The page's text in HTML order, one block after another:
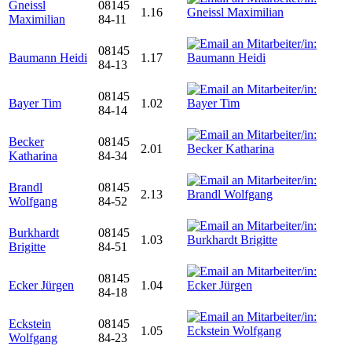
Gneissl
Maximilian
08145
84-11
1.16
Baumann Heidi
08145
84-13
1.17
Bayer Tim
08145
84-14
1.02
Becker
Katharina
08145
84-34
2.01
Brandl
Wolfgang
08145
84-52
2.13
Burkhardt
Brigitte
08145
84-51
1.03
Ecker Jürgen
08145
84-18
1.04
Eckstein
Wolfgang
08145
84-23
1.05